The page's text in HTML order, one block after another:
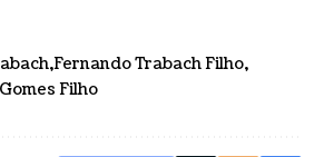
Fernando Trabach Filho
Filho